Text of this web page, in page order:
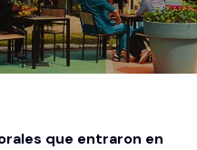
que entraron en